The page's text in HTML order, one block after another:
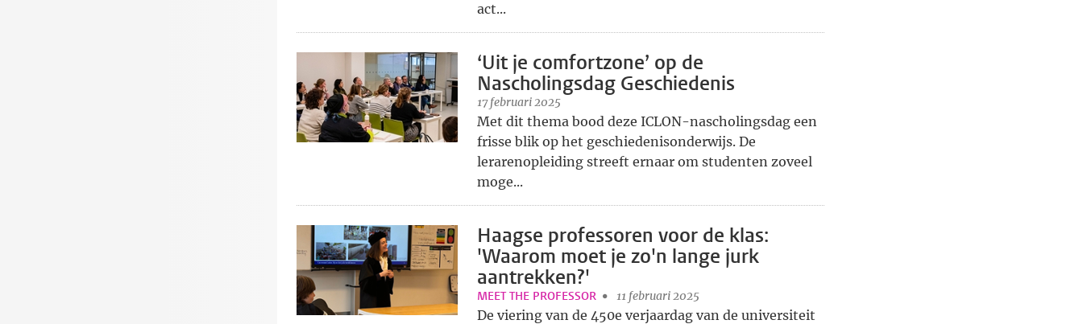
act...
‘Uit je comfortzone’ op de
Nascholingsdag Geschiedenis
17 februari 2025
Met dit thema bood deze ICLON-nascholingsdag een
frisse blik op het geschiedenisonderwijs. De
lerarenopleiding streeft ernaar om studenten zoveel
moge...
Haagse professoren voor de klas:
'Waarom moet je zo'n lange jurk
aantrekken?'
MEET THE PROFESSOR 11 februari 2025
De viering van de 450e verjaardag van de universiteit